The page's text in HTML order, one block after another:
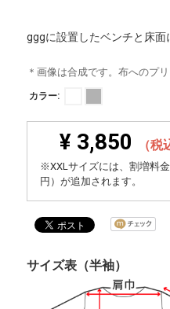
gggに設置したベンチと床面
＊画像は合成です。布へのプ
カラー:
¥ 3,850 （税
※XXLサイズには、割増料
円）が追加されます。
サイズ表（半袖）